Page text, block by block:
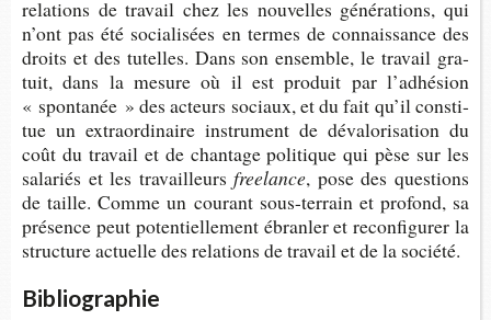
rela­tions de tra­vail chez les nou­velles géné­ra­tions, qui
n’ont pas été socia­li­sées en termes de connais­sance des
droits et des tutelles. Dans son ensemble, le tra­vail gra­
tuit, dans la mesure où il est pro­duit par l’adhé­sion
« spon­ta­née » des acteurs sociaux, et du fait qu’il consti­
tue un extra­or­di­naire ins­tru­ment de déva­lo­ri­sa­tion du
coût du tra­vail et de chan­tage poli­tique qui pèse sur les
sala­riés et les travailleursfreelance, pose des ques­tions
de taille. Comme un cou­rant sous-​terrain et pro­fond, sa
pré­sence peut poten­tiel­le­ment ébran­ler et recon­fi­gu­rer la
struc­ture actuelle des rela­tions de tra­vail et de la société.
Bibliographie